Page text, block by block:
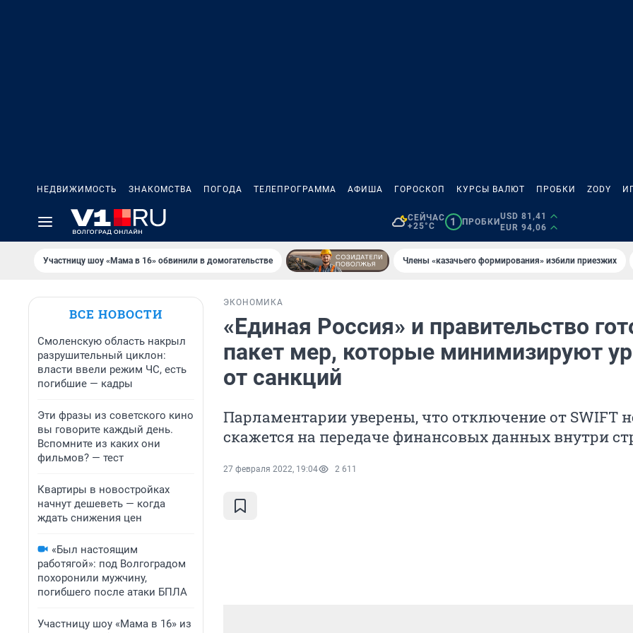
НЕДВИЖИМОСТЬ ЗНАКОМСТВА ПОГОДА ТЕЛЕПРОГРАММА АФИША ГОРОСКОП КУРСЫ ВАЛЮТ ПРОБКИ ZODY
СЕЙЧАС
+25°C
1 ПРОБКИ
USD 81,41
EUR 94,06
Участницу шоу «Мама в 16» обвинили в домогательстве Члены «казачьего формирования» избили приезжих
ВСЕ НОВОСТИ
Смоленскую область накрыл
разрушительный циклон:
власти ввели режим ЧС, есть
погибшие — кадры
Эти фразы из советского кино
вы говорите каждый день.
Вспомните из каких они
фильмов? — тест
Квартиры в новостройках
начнут дешеветь — когда
ждать снижения цен
«Был настоящим
работягой»: под Волгоградом
похоронили мужчину,
погибшего после атаки БПЛА
Участницу шоу «Мама в 16» из
ЭКОНОМИКА
«Единая Россия» и правительство
пакет мер, которые минимизируют
от санкций
Парламентарии уверены, что отключение от SWIFT
скажется на передаче финансовых данных внутри
27 февраля 2022, 19:04 2 611